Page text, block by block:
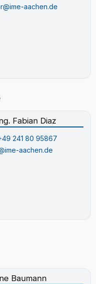
aachen.de
Fabian Diaz
241 80 95867
aachen.de
Baumann